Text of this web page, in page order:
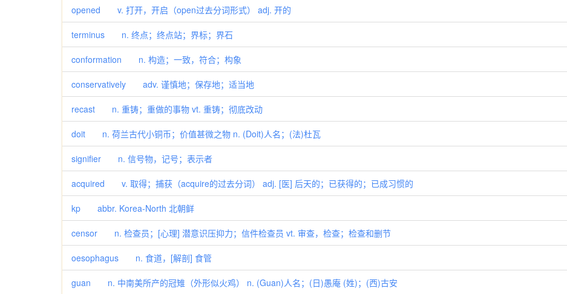
opened v. 打开，开启（open过去分词形式） adj. 开的
terminus n. 终点；终点站；界标；界石
conformation n. 构造；一致，符合；构象
conservatively adv. 谨慎地；保存地；适当地
recast n. 重铸；重做的事物 vt. 重铸；彻底改动
doit n. 荷兰古代小铜币；价值甚微之物 n. (Doit)人名；(法)杜瓦
signifier n. 信号物，记号；表示者
acquired v. 取得；捕获（acquire的过去分词） adj. [医] 后天的；已获得的；已成习惯的
kp abbr. Korea-North 北朝鲜
censor n. 检查员；[心理] 潜意识压抑力；信件检查员 vt. 审查，检查；检查和删节
oesophagus n. 食道，[解剖] 食管
guan n. 中南美所产的冠雉（外形似火鸡） n. (Guan)人名；(日)愚庵 (姓)；(西)古安